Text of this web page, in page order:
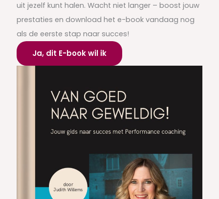
uit jezelf kunt halen. Wacht niet langer – boost jouw
prestaties en download het e-book vandaag nog
als de eerste stap naar succes!
Ja, dit E-book wil ik